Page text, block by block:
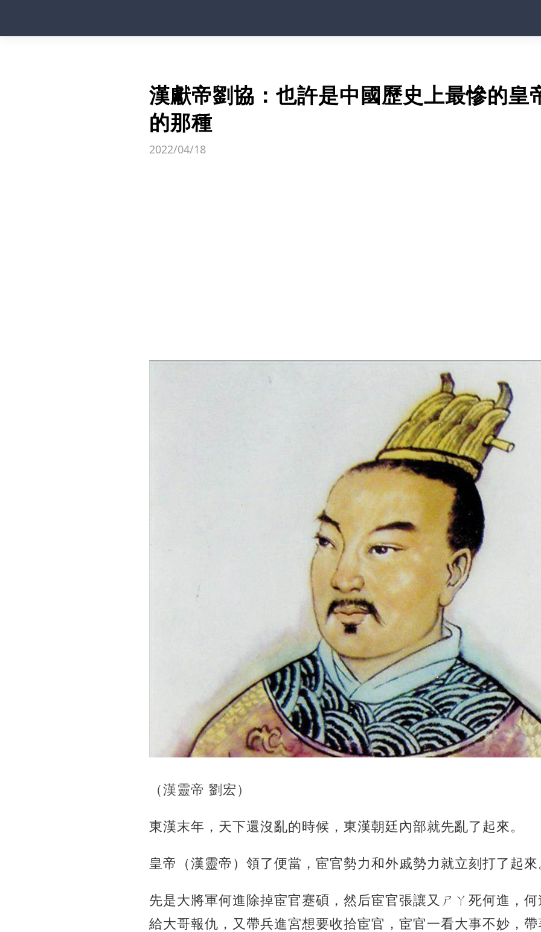
漢獻帝劉協：也許是中國歷史上最慘的皇
的那種
2022/04/18
（漢靈帝 劉宏）
東漢末年，天下還沒亂的時候，東漢朝廷內部就先亂了起來。
皇帝（漢靈帝）領了便當，宦官勢力和外戚勢力就立刻打了起來
先是大將軍何進除掉宦官蹇碩，然后宦官張讓又ㄕㄚ死何進， 何
給大哥報仇，又帶兵進宮想要收拾宦官，宦官一看大事不妙，